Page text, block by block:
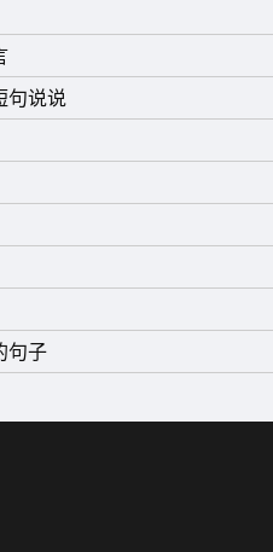
努力，总有一天，你会站在
太阳都是新的，不要辜负了
，把所有努力给今天。
饿了就自己找吃的，怕黑就
使生活给了你百般阻挠，也
。
扰扰，不如用这时间做更好
句说说
句子